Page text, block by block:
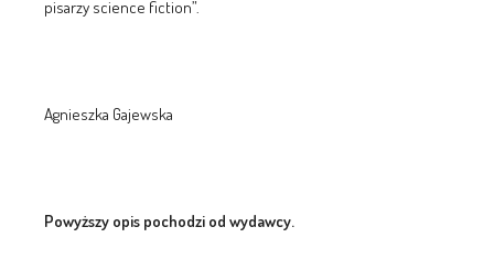
pisarzy science fiction”.
Agnieszka Gajewska
Powyższy opis pochodzi od wydawcy.